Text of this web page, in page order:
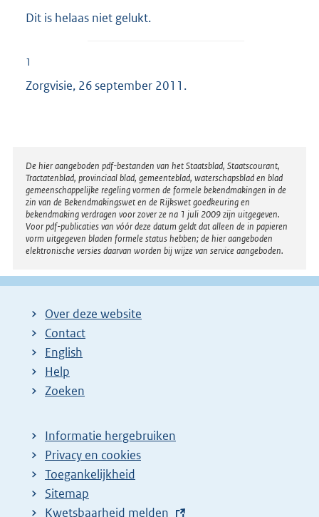
Dit is helaas niet gelukt.
1
Zorgvisie, 26 september 2011.
Disclaimer
De hier aangeboden pdf-bestanden van het Staatsblad, Staatscourant,
Tractatenblad, provinciaal blad, gemeenteblad, waterschapsblad en blad
gemeenschappelijke regeling vormen de formele bekendmakingen in de
zin van de Bekendmakingswet en de Rijkswet goedkeuring en
bekendmaking verdragen voor zover ze na 1 juli 2009 zijn uitgegeven.
Voor pdf-publicaties van vóór deze datum geldt dat alleen de in papieren
vorm uitgegeven bladen formele status hebben; de hier aangeboden
elektronische versies daarvan worden bij wijze van service aangeboden.
Over deze website
Contact
English
Help
Zoeken
Informatie hergebruiken
Privacy en cookies
Toegankelijkheid
Sitemap
E
Kwetsbaarheid melden